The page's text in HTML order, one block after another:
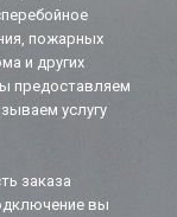
пожарных
и других
предоставляем
услугу
заказа
вы